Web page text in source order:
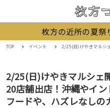
枚方の近所の夏祭
TOP イベント 2/25(日)けやきマルシェ開催！こだわりのお店が約
2/25(日)けやきマルシェ
20店舗出店！沖縄やイ
フードや、ハズレなし